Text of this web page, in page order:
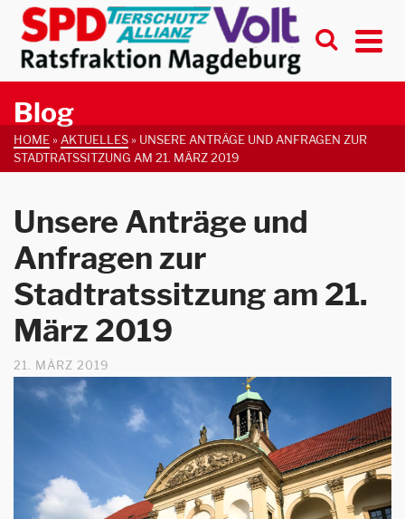
Blog
HOME» AKTUELLES» UNSERE ANTRÄGE UND ANFRAGEN ZUR
STADTRATSSITZUNG AM 21. MÄRZ 2019
Unsere Anträge und
Anfragen zur
Stadtratssitzung am 21.
März 2019
21. MÄRZ 2019